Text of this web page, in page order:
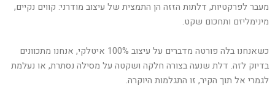
מעבר לפרקטיות, דלתות הזזה הן התמצית של עיצוב מודרני: קווים נקיים,
מינימליזם ותחכום שקט.
כשאנחנו בלה פורטה מדברים על עיצוב 100% איטלקי, אנחנו מתכוונים
בדיוק לזה. דלת שנעה בצורה חלקה ושקטה על מסילה נסתרת, או נעלמת
לגמרי אל תוך הקיר, זו התגלמות היוקרה.